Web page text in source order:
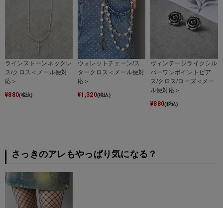
ラインストーンネックレ
ス/クロス＜メール便対
応＞
¥880(税込)
ウォレットチェーン/ス
タークロス＜メール便対
応＞
¥1,320(税込)
ヴィンテージライクシル
バーワンポイントピア
ス/クロス/ローズ＜メー
ル便対応＞
¥880(税込)
さっきのアレもやっぱり気になる？